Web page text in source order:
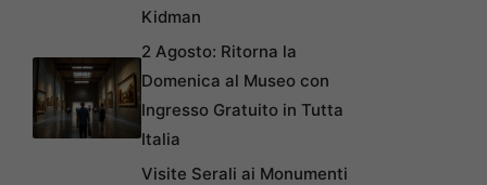
Kidman
2 Agosto: Ritorna la
Domenica al Museo con
Ingresso Gratuito in Tutta
Italia
Visite Serali ai Monumenti